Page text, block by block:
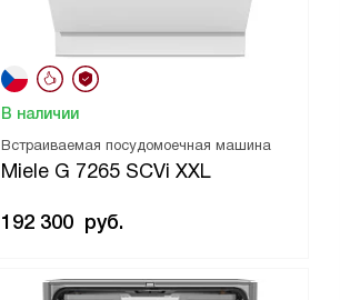
Встраиваемая посудомоечная машина
Miele G 7265 SCVi XXL
В наличии
192 300 руб.